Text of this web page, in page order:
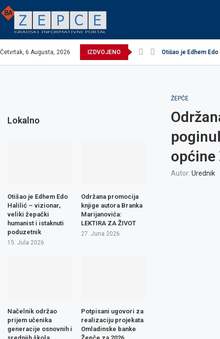
Četvrtak, 6 Augusta, 2026 IZDVOJENO Otišao je Edhem
ŽEPČE
općine
Autor: Urednik
Lokalno
Otišao je Edhem Edo
Halilić – vizionar,
veliki žepački
humanist i istaknuti
poduzetnik
15. Jula 2026.
Održana promocija
knjige autora Branka
Marijanovića:
LEKTIRA ZA ŽIVOT
27. Juna 2026.
Načelnik održao
prijem učenika
generacije osnovnih i
Potpisani ugovori za
realizaciju projekata
Omladinske banke